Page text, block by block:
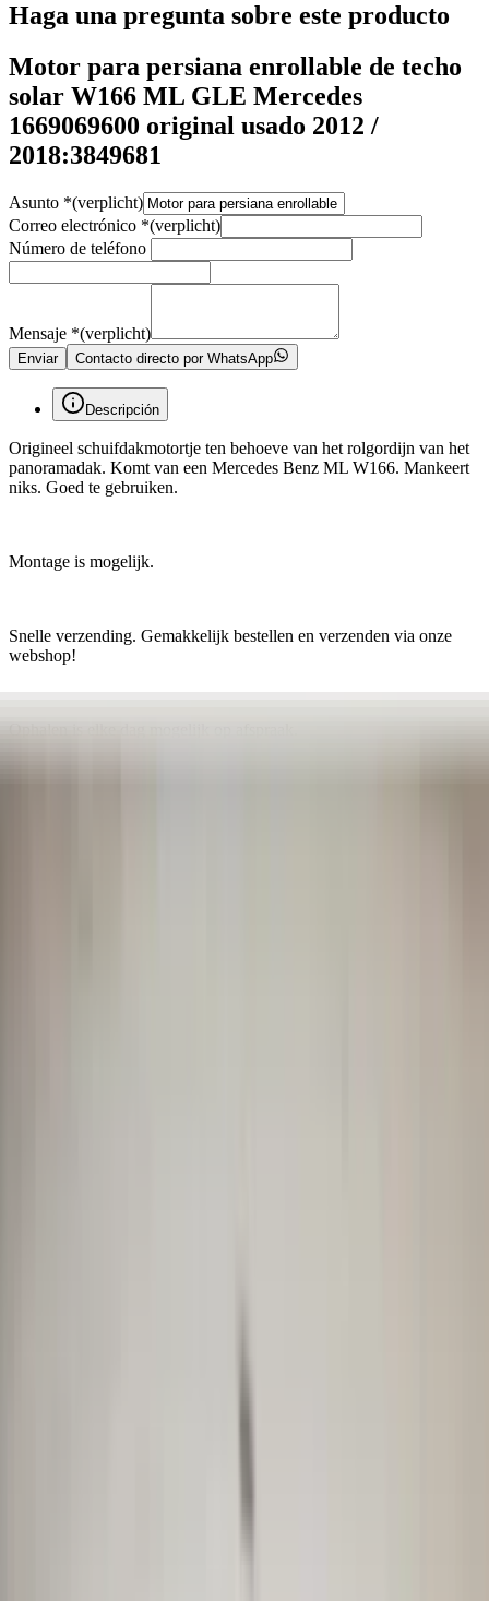
Haga una pregunta sobre este producto
Motor para persiana enrollable de techo
solar W166 ML GLE Mercedes
1669069600 original usado 2012 /
2018:3849681
Asunto *(verplicht)
Correo electrónico *(verplicht)
Número de teléfono
Mensaje *(verplicht)
Enviar Contacto directo por WhatsApp
Descripción
Origineel schuifdakmotortje ten behoeve van het rolgordijn van het
panoramadak. Komt van een Mercedes Benz ML W166. Mankeert
niks. Goed te gebruiken.
Montage is mogelijk.
Snelle verzending. Gemakkelijk bestellen en verzenden via onze
webshop!